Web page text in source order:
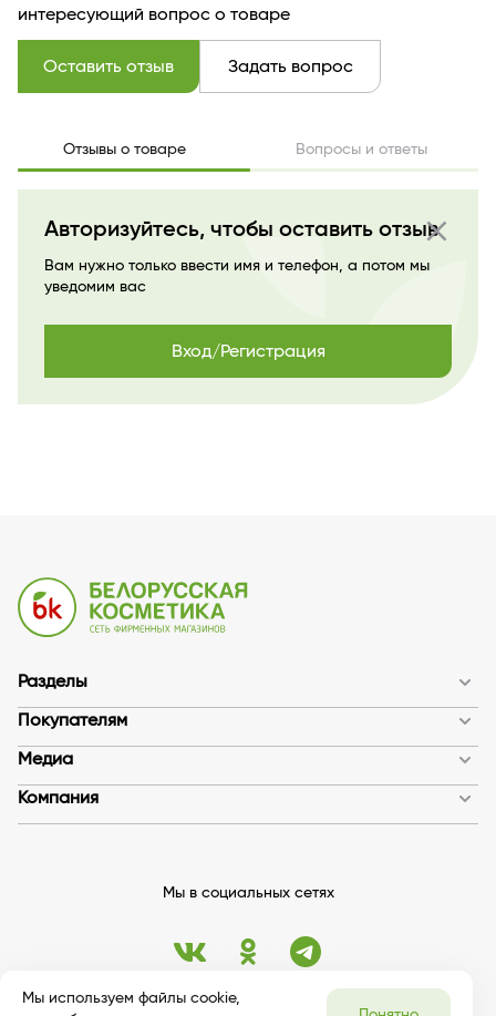
интересующий вопрос о товаре
Оставить отзыв Задать вопрос
Отзывы о товаре Вопросы и ответы
close
Авторизуйтесь, чтобы оставить отзыв
Вам нужно только ввести имя и телефон, а потом мы
уведомим вас
Вход/Регистрация
Разделы
Покупателям
Медиа
Компания
Мы в социальных сетях
Мы используем файлы cookie,